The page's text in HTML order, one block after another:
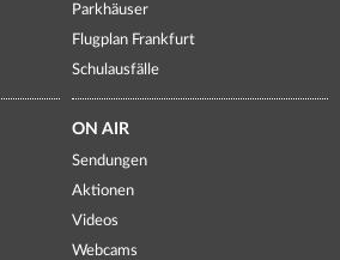
Parkhäuser
Flugplan Frankfurt
Schulausfälle
ON AIR
Sendungen
Aktionen
Videos
Webcams